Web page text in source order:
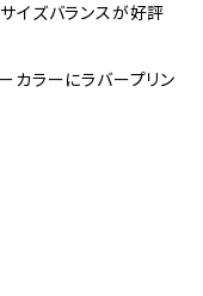
イズバランスが好評
カラーにラバープリン